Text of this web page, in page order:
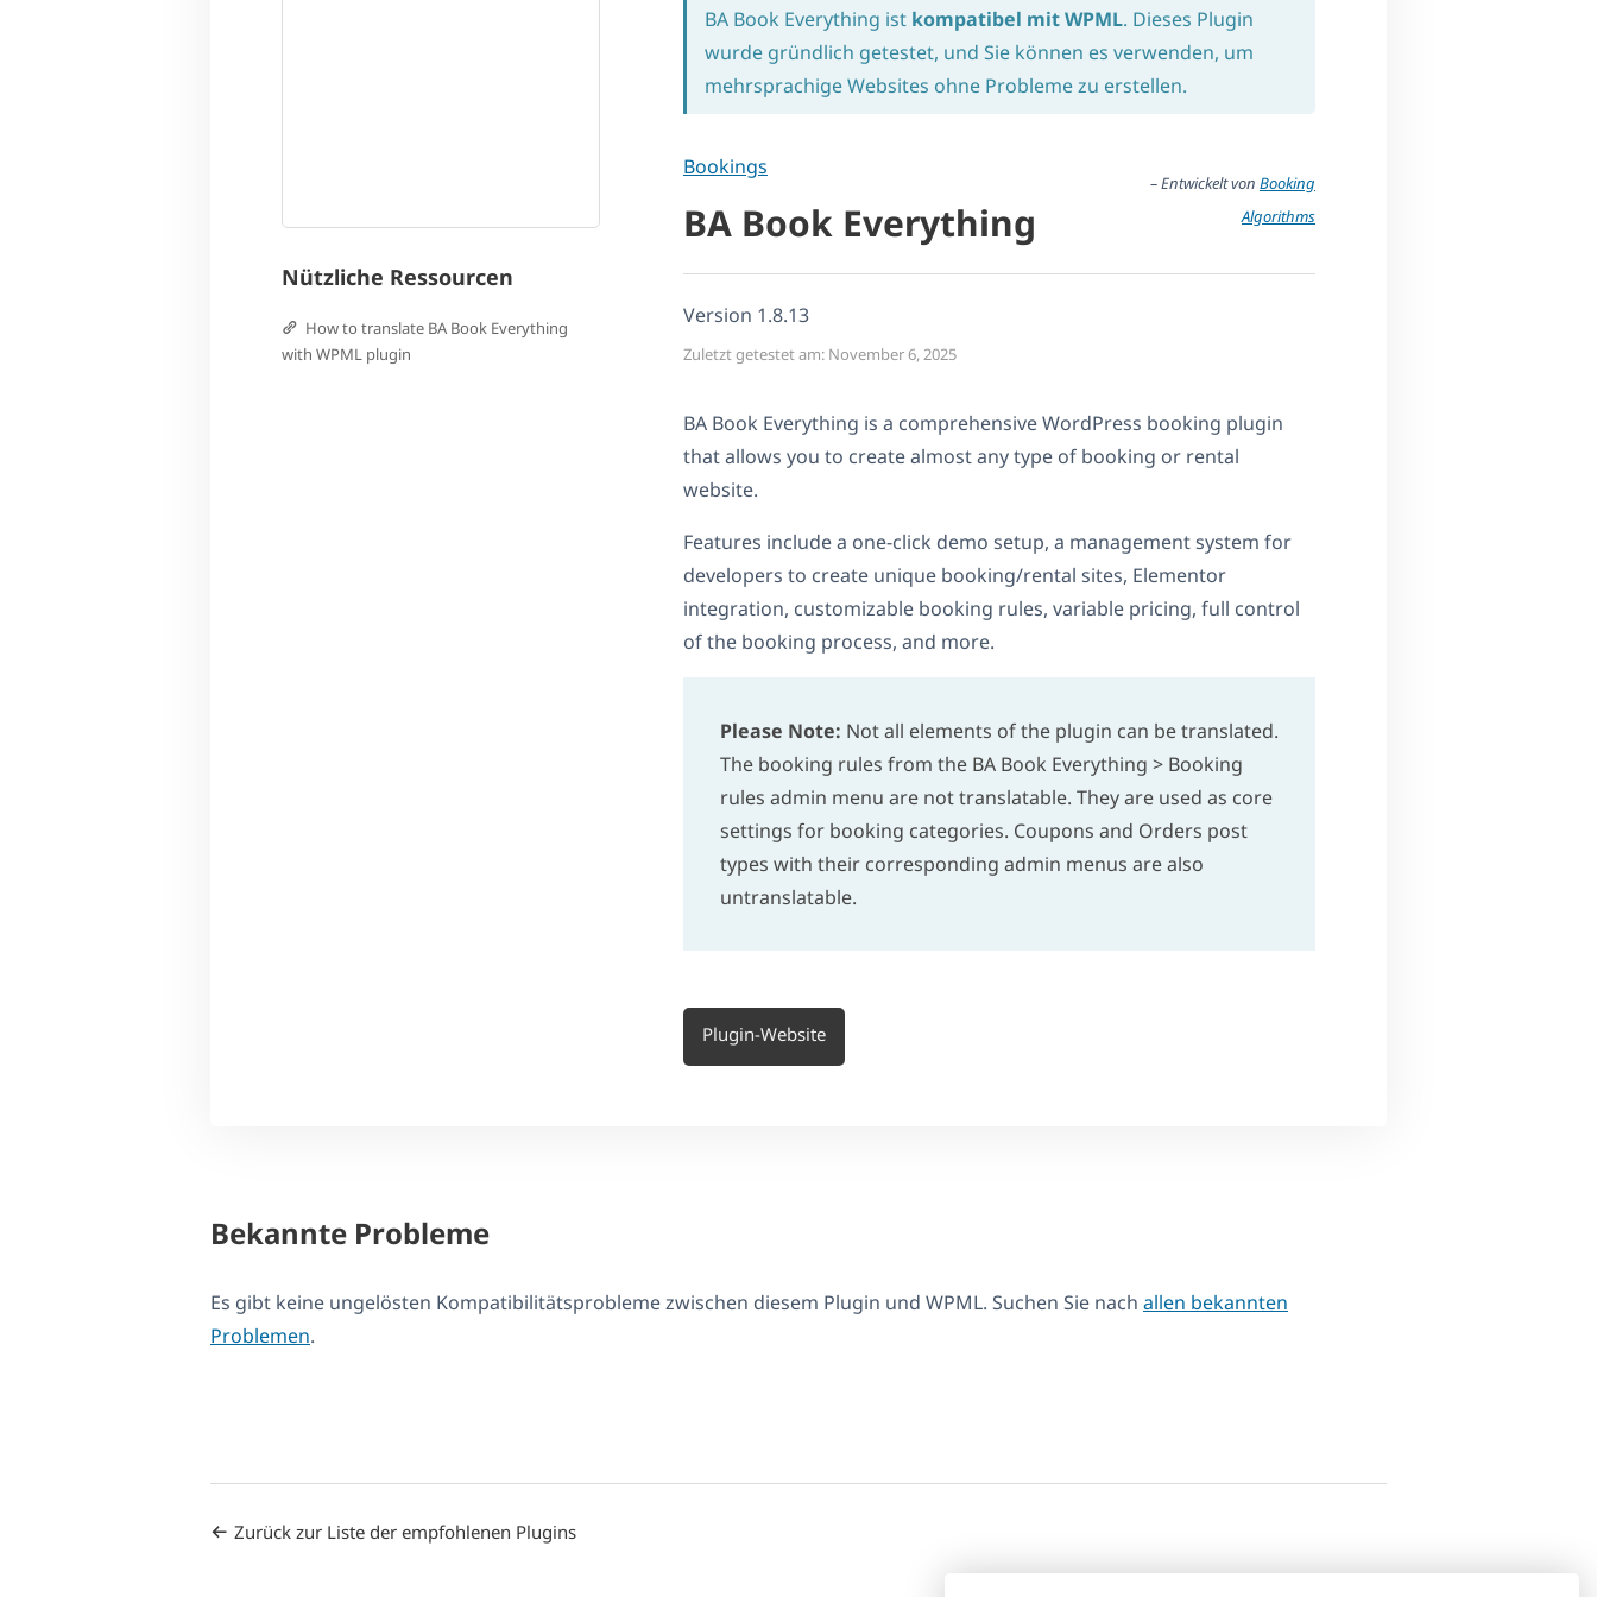
Nützliche Ressourcen
How to translate BA Book Everything
with WPML plugin
BA Book Everything ist kompatibel mit WPML. Dieses Plugin
wurde gründlich getestet, und Sie können es verwenden, um
mehrsprachige Websites ohne Probleme zu erstellen.
Bookings
BA Book Everything
– Entwickelt von Booking
Algorithms
Version 1.8.13
Zuletzt getestet am: November 6, 2025
BA Book Everything is a comprehensive WordPress booking plugin
that allows you to create almost any type of booking or rental
website.
Features include a one-click demo setup, a management system for
developers to create unique booking/rental sites, Elementor
integration, customizable booking rules, variable pricing, full control
of the booking process, and more.
Please Note: Not all elements of the plugin can be translated.
The booking rules from the BA Book Everything > Booking
rules admin menu are not translatable. They are used as core
settings for booking categories. Coupons and Orders post
types with their corresponding admin menus are also
untranslatable.
Plugin-Website
Bekannte Probleme
Es gibt keine ungelösten Kompatibilitätsprobleme zwischen diesem Plugin und WPML. Suchen Sie nach allen bekannten
Problemen.
Zurück zur Liste der empfohlenen Plugins